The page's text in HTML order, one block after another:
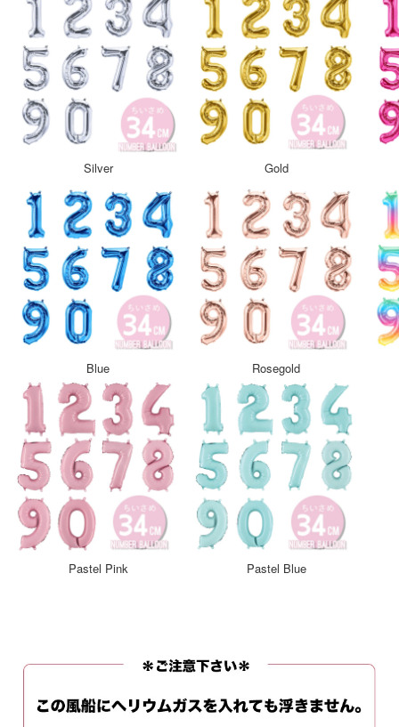
Silver Gold
Blue Rosegold
Pastel Pink Pastel Blue